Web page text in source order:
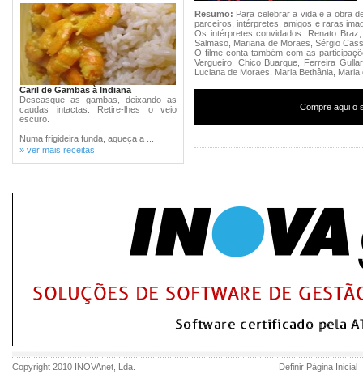
Caril de Gambas à Indiana
Descasque as gambas, deixando as
caudas intactas. Retire-lhes o veio
escuro.
Numa frigideira funda, aqueça a ...
» ver mais receitas
Resumo: Para celebrar a vida e a obra
parceiros, intérpretes, amigos e raras
Os intérpretes convidados: Renato
Salmaso, Mariana de Moraes, Sérgio
O filme conta também com as
Vergueiro, Chico Buarque, Ferreira
Luciana de Moraes, Maria Bethânia,
Compre aqui o
Copyright 2010 INOVAnet , Lda. Definir Página Inicial